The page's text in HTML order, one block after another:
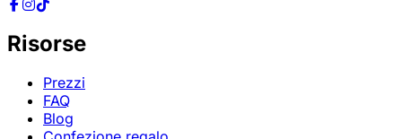
Risorse
Prezzi
FAQ
Blog